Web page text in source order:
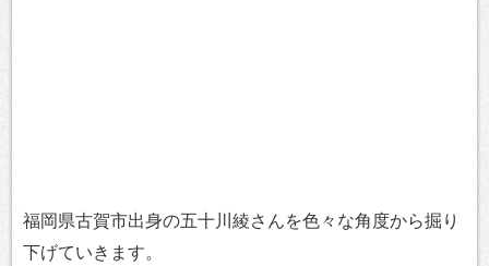
福岡県古賀市出身の五十川綾さんを色々な角度から掘り
下げていきます。